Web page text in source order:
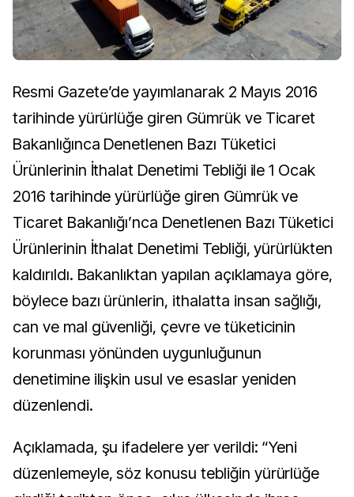
Resmi Gazete’de yayımlanarak 2 Mayıs 2016
tarihinde yürürlüğe giren Gümrük ve Ticaret
Bakanlığınca Denetlenen Bazı Tüketici
Ürünlerinin İthalat Denetimi Tebliği ile 1 Ocak
2016 tarihinde yürürlüğe giren Gümrük ve
Ticaret Bakanlığı’nca Denetlenen Bazı Tüketici
Ürünlerinin İthalat Denetimi Tebliği, yürürlükten
kaldırıldı. Bakanlıktan yapılan açıklamaya göre,
böylece bazı ürünlerin, ithalatta insan sağlığı,
can ve mal güvenliği, çevre ve tüketicinin
korunması yönünden uygunluğunun
denetimine ilişkin usul ve esaslar yeniden
düzenlendi.
Açıklamada, şu ifadelere yer verildi: “Yeni
düzenlemeyle, söz konusu tebliğin yürürlüğe